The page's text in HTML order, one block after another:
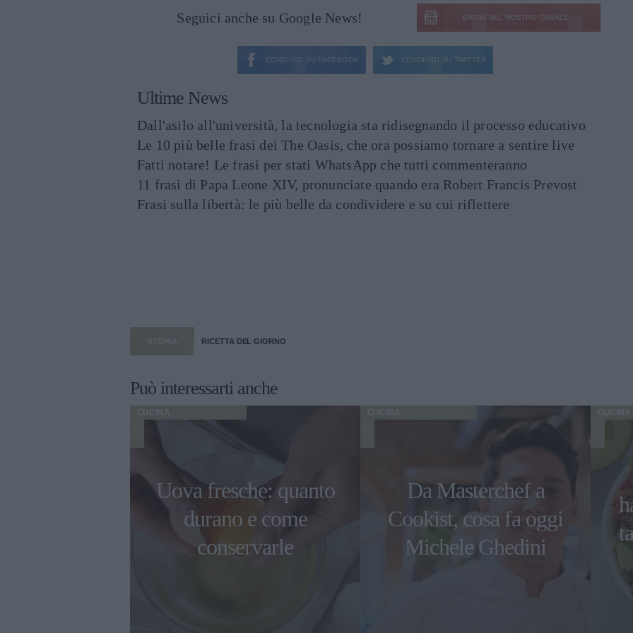
Seguici anche su Google News! ENTRA NEL NOSTRO CANALE
CONDIVIDI SU FACEBOOK CONDIVIDI SU TWITTER
Ultime News
Dall'asilo all'università, la tecnologia sta ridisegnando il processo educativo
Le 10 più belle frasi dei The Oasis, che ora possiamo tornare a sentire live
Fatti notare! Le frasi per stati WhatsApp che tutti commenteranno
11 frasi di Papa Leone XIV, pronunciate quando era Robert Francis Prevost
Frasi sulla libertà: le più belle da condividere e su cui riflettere
STORIA RICETTA DEL GIORNO
Può interessarti anche
CUCINA
Uova fresche: quanto
durano e come
conservarle
CUCINA
Da Masterchef a
Cookist, cosa fa oggi
Michele Ghedini
CUCINA